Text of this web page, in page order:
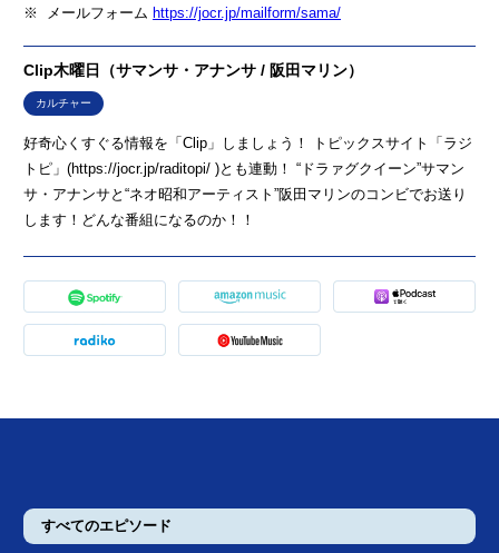
※ メールフォーム https://jocr.jp/mailform/sama/
Clip木曜日（サマンサ・アナンサ / 阪田マリン）
カルチャー
好奇心くすぐる情報を「Clip」しましょう！ トピックスサイト「ラジ
トピ」(https://jocr.jp/raditopi/ )とも連動！ “ドラァグクイーン”サマン
サ・アナンサと“ネオ昭和アーティスト”阪田マリンのコンビでお送り
します！どんな番組になるのか！！
すべてのエピソード